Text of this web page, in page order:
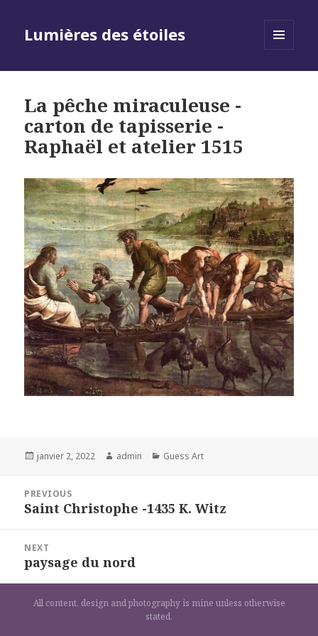
Lumières des étoiles
La pêche miraculeuse -
carton de tapisserie -
Raphaël et atelier 1515
Posted
janvier 2, 2022 Author
admin Categories
Guess Art
l’article
PREVIOUS
Previous
Saint Christophe -1435 K. Witz
NEXT
Next
paysage du nord
All content, design and photography is mine unless otherwise
stated.